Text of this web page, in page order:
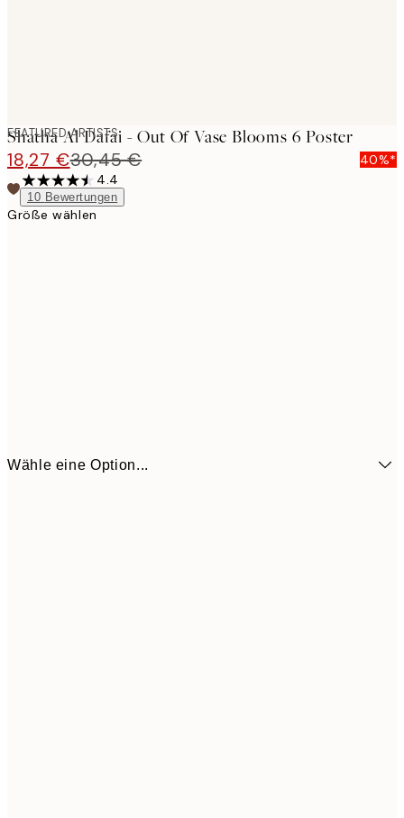
FEATURED ARTISTS
Shatha Al Dafai - Out Of Vase Blooms 6 Poster
18,27 €30,45 €
40%*
4.4
10 Bewertungen
Größe wählen
Wähle eine Option...